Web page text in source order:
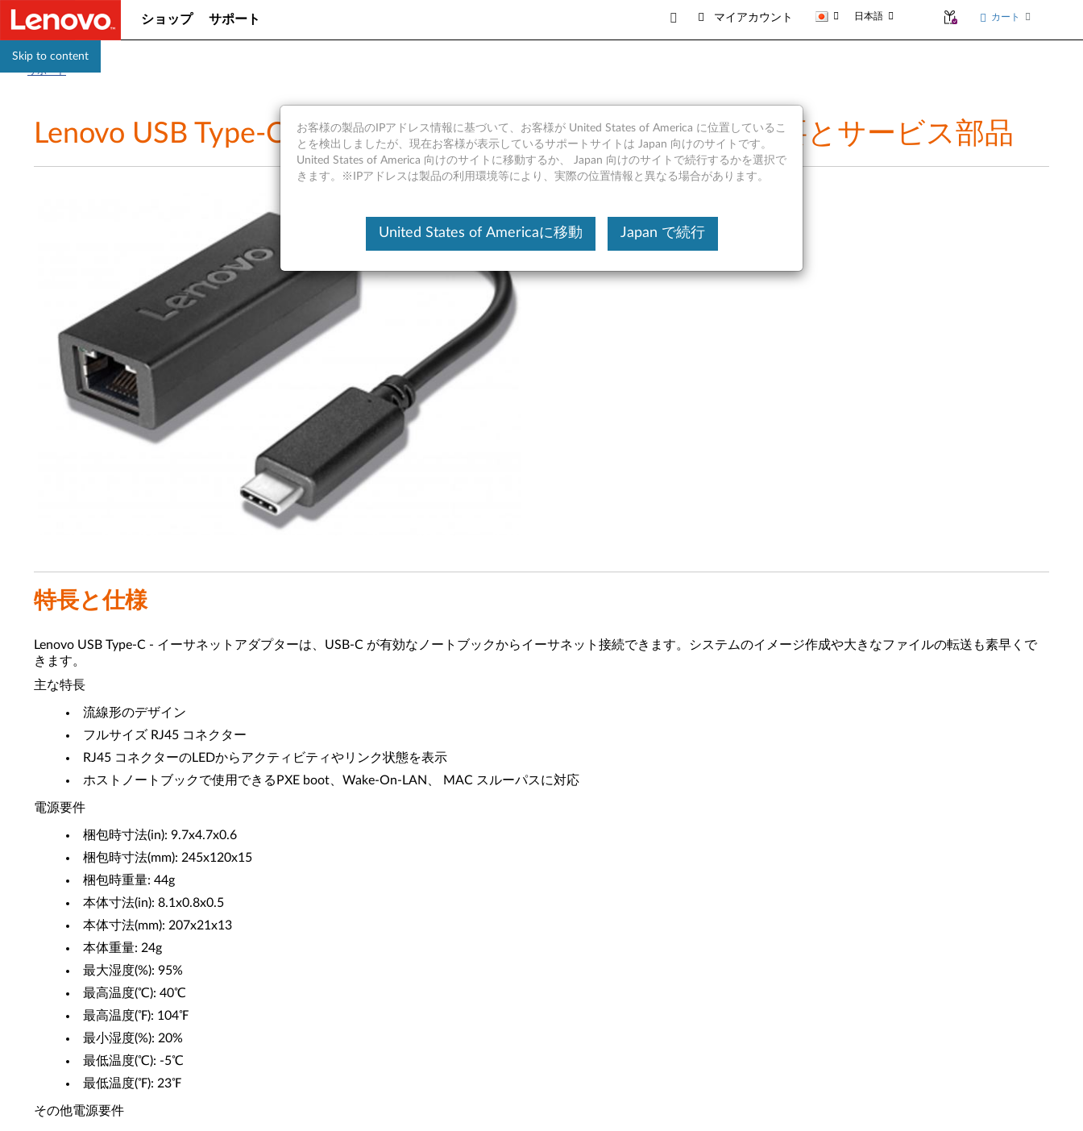
Skip to content
ショップ サポート マイアカウント 日本語 カート
サポート
Lenovo USB Type-C - イーサネットアダプター - 製品の概要とサービス部品
特長と仕様
Lenovo USB Type-C - イーサネットアダプターは、USB-C が有効なノートブックからイーサネット接続できます。システムのイメージ作成や大きなファイルの転送も素早くで
きます。
主な特長
流線形のデザイン
フルサイズ RJ45 コネクター
RJ45 コネクターのLEDからアクティビティやリンク状態を表示
ホストノートブックで使用できるPXE boot、Wake-On-LAN、 MAC スルーパスに対応
電源要件
梱包時寸法(in): 9.7x4.7x0.6
梱包時寸法(mm): 245x120x15
梱包時重量: 44g
本体寸法(in): 8.1x0.8x0.5
本体寸法(mm): 207x21x13
本体重量: 24g
最大湿度(%): 95%
最高温度(℃): 40℃
最高温度(℉): 104℉
最小湿度(%): 20%
最低温度(℃): -5℃
最低温度(℉): 23℉
その他電源要件
お客様の製品のIPアドレス情報に基づいて、お客様が United States of America に位置しているこ
とを検出しましたが、現在お客様が表示しているサポートサイトは Japan 向けのサイトです。
United States of America 向けのサイトに移動するか、 Japan 向けのサイトで続行するかを選択で
きます。※IPアドレスは製品の利用環境等により、実際の位置情報と異なる場合があります。
United States of Americaに移動 Japan で続行